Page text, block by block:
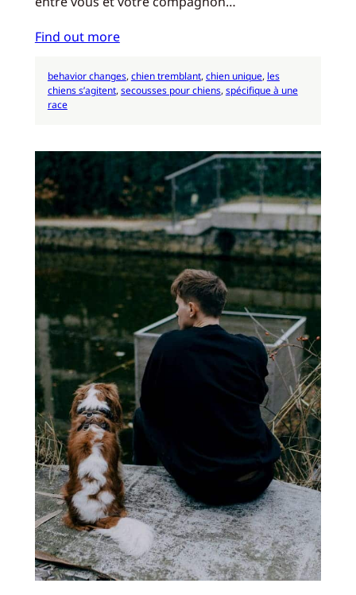
Find out more
behavior changes, chien tremblant, chien unique, les
chiens s’agitent, secousses pour chiens, spécifique à une
race